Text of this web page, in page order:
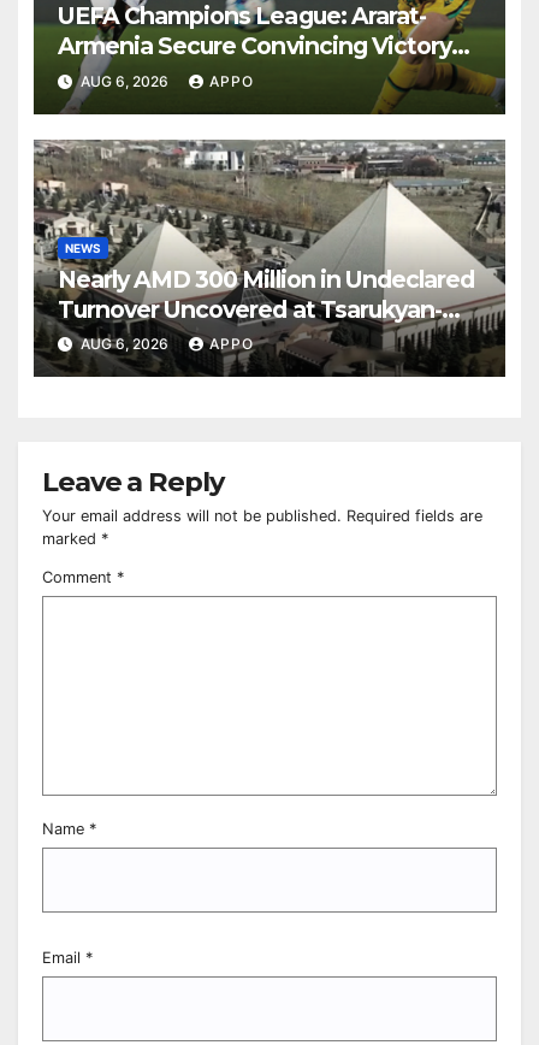
UEFA Champions League: Ararat-
Armenia Secure Convincing Victory
Over Shamrock Rovers 2-0
AUG 6, 2026 APPO
NEWS
Nearly AMD 300 Million in Undeclared
Turnover Uncovered at Tsarukyan-
Owned Entertainment Center
AUG 6, 2026 APPO
Leave a Reply
Your email address will not be published. Required fields are
marked *
Comment *
Name *
Email *